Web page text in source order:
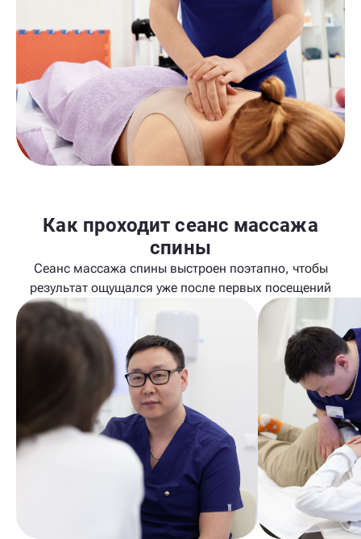
Как проходит сеанс массажа
спины
Сеанс массажа спины выстроен поэтапно, чтобы
результат ощущался уже после первых посещений